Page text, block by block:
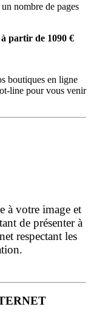
nombre de pages
à partir de 1090 €
boutiques en ligne
line pour vous venir
à votre image et
de présenter à
respectant les